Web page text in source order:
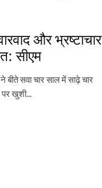
और भ्रष्टाचार
सीएम
सवा चार साल में साढ़े चार
पर खुशी...